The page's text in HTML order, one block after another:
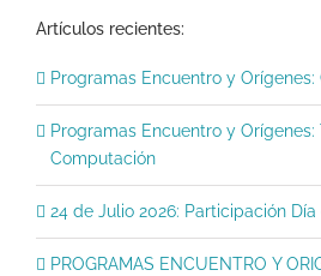
Artículos recientes:
Programas Encuentro y Orígenes:
Programas Encuentro y Orígenes:
Computación
24 de Julio 2026: Participación
PROGRAMAS ENCUENTRO Y